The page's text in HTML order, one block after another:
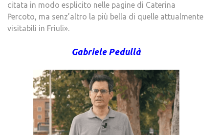
citata in modo esplicito nelle pagine di Caterina
Percoto, ma senz’altro la più bella di quelle attualmente
visitabili in Friuli».
Gabriele Pedullà